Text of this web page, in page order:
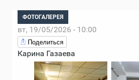
ФОТОГАЛЕРЕЯ
вт, 19/05/2026 - 10:00
Поделиться
Карина Газаева